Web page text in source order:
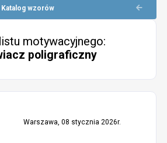
Katalog wzorów
motywacyjnego:
poligraficzny
Warszawa, 08 stycznia 2026r.